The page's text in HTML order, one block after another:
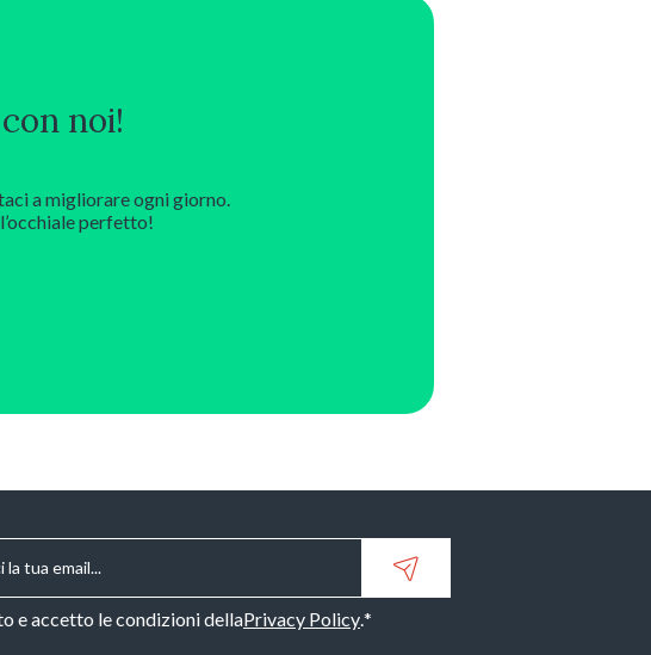
noi!
a migliorare ogni giorno.
perfetto!
*
e accetto le condizioni dellaPrivacy Policy.*